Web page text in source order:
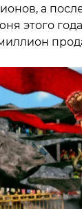
а
этого